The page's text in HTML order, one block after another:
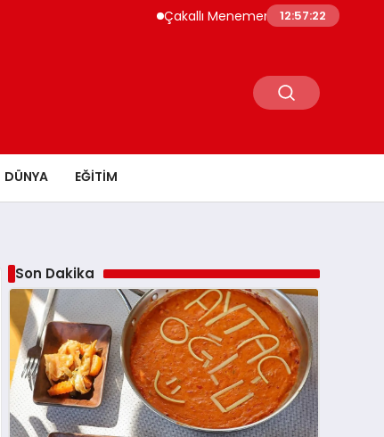
Çakallı Menemeni Neden Meşhur?
12:57:23
DÜNYA EĞITIM
Son Dakika